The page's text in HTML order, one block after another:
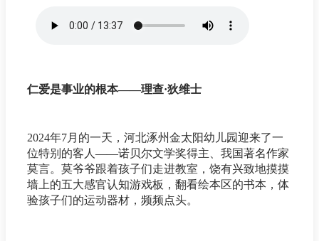
仁爱是事业的根本——理查·狄维士
2024年7月的一天，河北涿州金太阳幼儿园迎来了一
位特别的客人——诺贝尔文学奖得主、我国著名作家
莫言。莫爷爷跟着孩子们走进教室，饶有兴致地摸摸
墙上的五大感官认知游戏板，翻看绘本区的书本，体
验孩子们的运动器材，频频点头。